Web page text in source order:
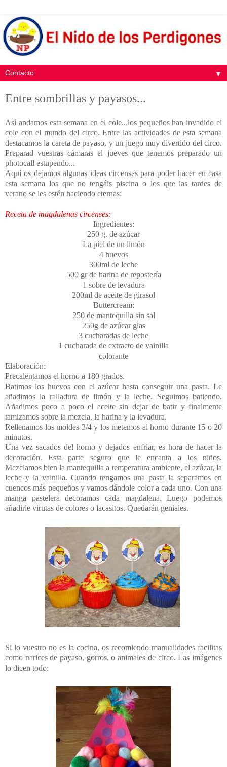
▼
Entre sombrillas y payasos...
Así andamos esta semana en el cole...los pequeños han invadido el
cole con el mundo del circo. Entre las actividades de esta semana
destacamos la careta de payaso, y un juego muy divertido del circo.
Preparad vuestras cámaras el jueves que tenemos preparado un
photocall estupendo...
Aquí os dejamos algunas ideas circenses para poder hacer en casa
esta semana los que no tengáis piscina o los que las tardes de
verano se les estén haciendo eternas:
Receta de magdalenas circenses:
Ingredientes:
250 g. de azúcar
La piel de un limón
4 huevos
300ml de leche
500 gr de harina de repostería
1 sobre de levadura
200ml de aceite de girasol
Buttercream:
250 de mantequilla sin sal
250g de azúcar glas
3 cucharadas de leche
1 cucharada de extracto de vainilla
colorante
Elaboración:
Precalentamos el horno a 180 grados.
Batimos los huevos con el azúcar hasta conseguir una pasta. Le
añadimos la ralladura de limón y la leche. Seguimos batiendo.
Añadimos poco a poco el aceite sin dejar de batir y finalmente
tamizamos sobre la mezcla, la harina y la levadura.
Rellenamos los moldes 3/4 y los metemos al horno durante 15 o 20
minutos.
Una vez sacados del horno y dejados enfriar, es hora de hacer la
decoración. Esta parte seguro que le encanta a los niños.
Mezclamos bien la mantequilla a temperatura ambiente, el azúcar, la
leche y la vainilla. Cuando tengamos una pasta la separamos en
cuencos más pequeños y vamos dándole color a cada uno. Con una
manga pastelera decoramos cada magdalena. Luego podemos
añadirle virutas de colores o lacasitos. Quedarán geniales.
Si lo vuestro no es la cocina, os recomiendo manualidades facilitas
como narices de payaso, gorros, o animales de circo. Las imágenes
lo dicen todo: